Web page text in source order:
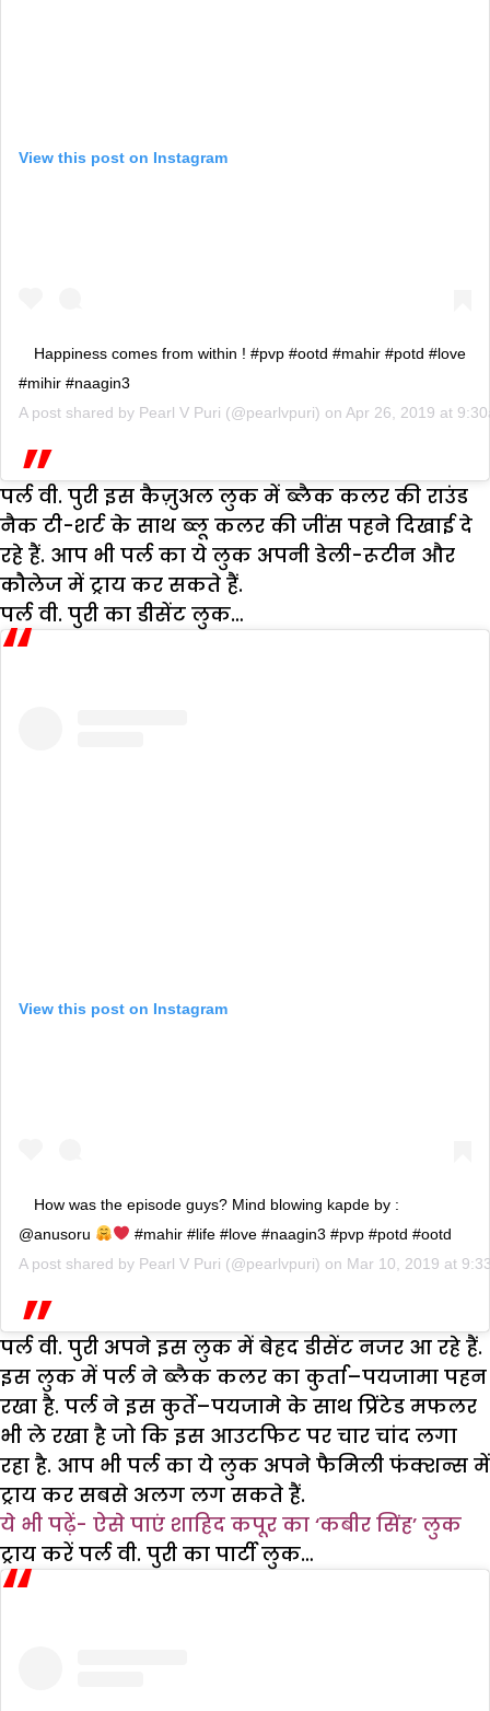
View this post on Instagram
Happiness comes from within ! #pvp #ootd #mahir #potd #love
#mihir #naagin3
A post shared by Pearl V Puri (@pearlvpuri) on Apr 26, 2019 at
पर्ल वी. पुरी इस कैज़ुअल लुक में ब्लैक कलर की राउंड
नैक टी-शर्ट के साथ ब्लू कलर की जींस पहने दिखाई दे
रहे हैं. आप भी पर्ल का ये लुक अपनी डेली-रूटीन और
कौलेज में ट्राय कर सकते हैं.
पर्ल वी. पुरी का डीसेंट लुक…
View this post on Instagram
How was the episode guys? Mind blowing kapde by :
@anusoru
#mahir #life #love #naagin3 #pvp #potd #ootd
A post shared by Pearl V Puri (@pearlvpuri) on Mar 10, 2019 at
पर्ल वी. पुरी अपने इस लुक में बेहद डीसेंट नजर आ रहे हैं.
इस लुक में पर्ल ने ब्लैक कलर का कुर्ता–पयजामा पहन
रखा है. पर्ल ने इस कुर्ते–पयजामे के साथ प्रिंटेड मफलर
भी ले रखा है जो कि इस आउटफिट पर चार चांद लगा
रहा है. आप भी पर्ल का ये लुक अपने फैमिली फंक्शन्स में
ट्राय कर सबसे अलग लग सकते हैं.
ये भी पढ़ें- ऐसे पाएं शाहिद कपूर का ‘कबीर सिंह’ लुक
ट्राय करें पर्ल वी. पुरी का पार्टी लुक…